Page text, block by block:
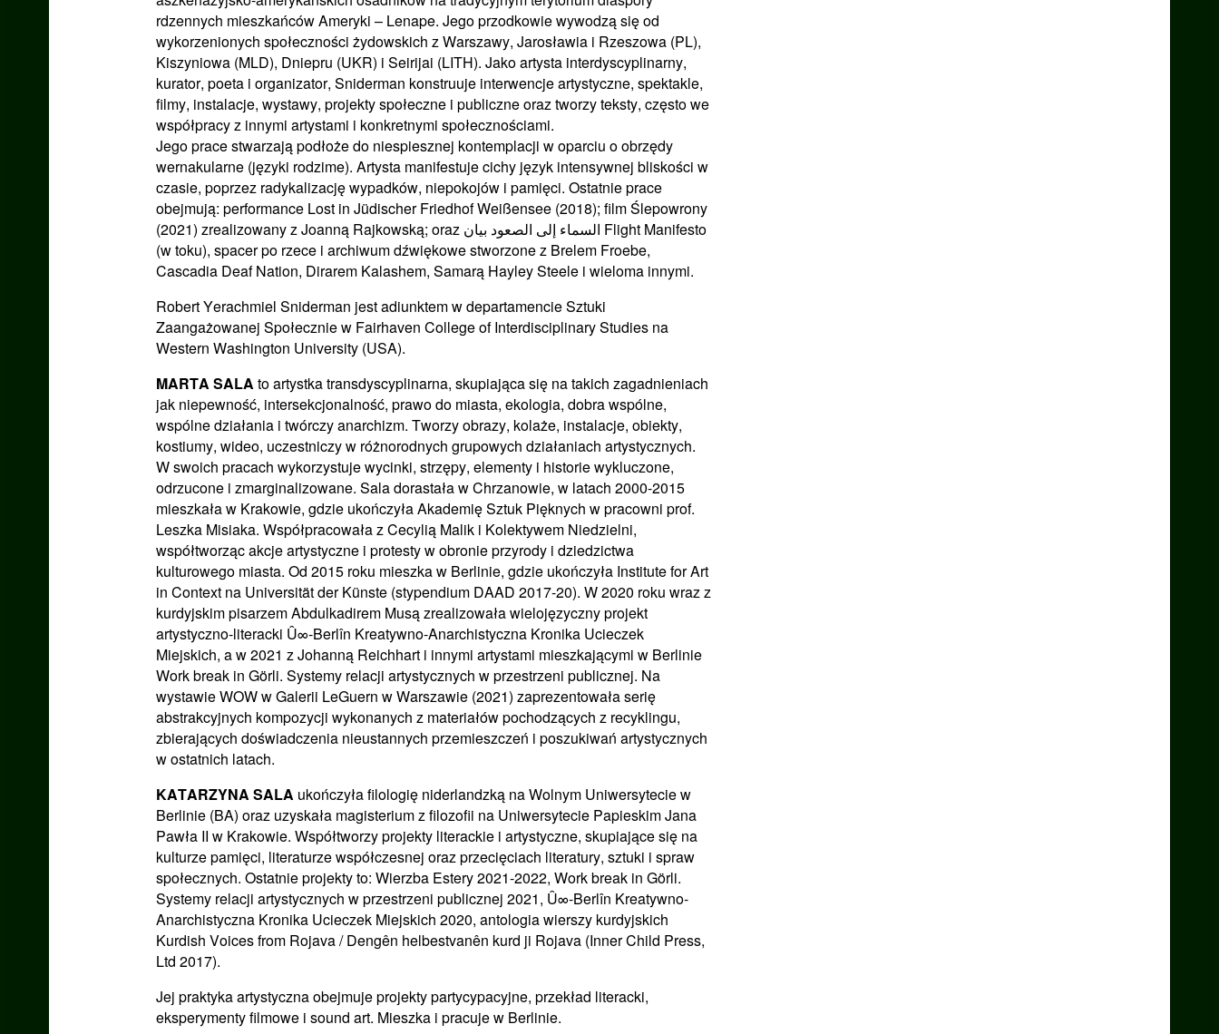
rdzennych mieszkańców Ameryki – Lenape. Jego przodkowie wywodzą się od
wykorzenionych społeczności żydowskich z Warszawy, Jarosławia i Rzeszowa (PL),
Kiszyniowa (MLD), Dniepru (UKR) i Seirijai (LITH). Jako artysta interdyscyplinarny,
kurator, poeta i organizator, Sniderman konstruuje interwencje artystyczne, spektakle,
filmy, instalacje, wystawy, projekty społeczne i publiczne oraz tworzy teksty, często we
współpracy z innymi artystami i konkretnymi społecznościami.
Jego prace stwarzają podłoże do niespiesznej kontemplacji w oparciu o obrzędy
wernakularne (języki rodzime). Artysta manifestuje cichy język intensywnej bliskości w
czasie, poprzez radykalizację wypadków, niepokojów i pamięci. Ostatnie prace
obejmują: performance Lost in Jüdischer Friedhof Weißensee (2018); film Ślepowrony
(2021) zrealizowany z Joanną Rajkowską; oraz
السماء إلى الصعود بيان
Flight Manifesto
(w toku), spacer po rzece i archiwum dźwiękowe stworzone z Brelem Froebe,
Cascadia Deaf Nation, Dirarem Kalashem, Samarą Hayley Steele i wieloma innymi.
Robert Yerachmiel Sniderman jest adiunktem w departamencie Sztuki
Zaangażowanej Społecznie w Fairhaven College of Interdisciplinary Studies na
Western Washington University (USA).
MARTA SALA to artystka transdyscyplinarna, skupiająca się na takich zagadnieniach
jak niepewność, intersekcjonalność, prawo do miasta, ekologia, dobra wspólne,
wspólne działania i twórczy anarchizm. Tworzy obrazy, kolaże, instalacje, obiekty,
kostiumy, wideo, uczestniczy w różnorodnych grupowych działaniach artystycznych.
W swoich pracach wykorzystuje wycinki, strzępy, elementy i historie wykluczone,
odrzucone i zmarginalizowane. Sala dorastała w Chrzanowie, w latach 2000-2015
mieszkała w Krakowie, gdzie ukończyła Akademię Sztuk Pięknych w pracowni prof.
Leszka Misiaka. Współpracowała z Cecylią Malik i Kolektywem Niedzielni,
współtworząc akcje artystyczne i protesty w obronie przyrody i dziedzictwa
kulturowego miasta. Od 2015 roku mieszka w Berlinie, gdzie ukończyła Institute for Art
in Context na Universität der Künste (stypendium DAAD 2017-20). W 2020 roku wraz z
kurdyjskim pisarzem Abdulkadirem Musą zrealizowała wielojęzyczny projekt
artystyczno-literacki Û∞-Berlîn Kreatywno-Anarchistyczna Kronika Ucieczek
Miejskich, a w 2021 z Johanną Reichhart i innymi artystami mieszkającymi w Berlinie
Work break in Görli. Systemy relacji artystycznych w przestrzeni publicznej. Na
wystawie WOW w Galerii LeGuern w Warszawie (2021) zaprezentowała serię
abstrakcyjnych kompozycji wykonanych z materiałów pochodzących z recyklingu,
zbierających doświadczenia nieustannych przemieszczeń i poszukiwań artystycznych
w ostatnich latach.
KATARZYNA SALA ukończyła filologię niderlandzką na Wolnym Uniwersytecie w
Berlinie (BA) oraz uzyskała magisterium z filozofii na Uniwersytecie Papieskim Jana
Pawła II w Krakowie. Współtworzy projekty literackie i artystyczne, skupiające się na
kulturze pamięci, literaturze współczesnej oraz przecięciach literatury, sztuki i spraw
społecznych. Ostatnie projekty to: Wierzba Estery 2021-2022, Work break in Görli.
Systemy relacji artystycznych w przestrzeni publicznej 2021, Û∞-Berlîn Kreatywno-
Anarchistyczna Kronika Ucieczek Miejskich 2020, antologia wierszy kurdyjskich
Kurdish Voices from Rojava / Dengên helbestvanên kurd ji Rojava (Inner Child Press,
Ltd 2017).
Jej praktyka artystyczna obejmuje projekty partycypacyjne, przekład literacki,
eksperymenty filmowe i sound art. Mieszka i pracuje w Berlinie.